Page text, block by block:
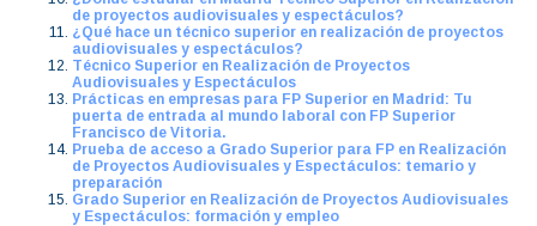
de proyectos audiovisuales y espectáculos?
¿Qué hace un técnico superior en realización de proyectos
audiovisuales y espectáculos?
Técnico Superior en Realización de Proyectos
Audiovisuales y Espectáculos
Prácticas en empresas para FP Superior en Madrid: Tu
puerta de entrada al mundo laboral con FP Superior
Francisco de Vitoria.
Prueba de acceso a Grado Superior para FP en Realización
de Proyectos Audiovisuales y Espectáculos: temario y
preparación
Grado Superior en Realización de Proyectos Audiovisuales
y Espectáculos: formación y empleo